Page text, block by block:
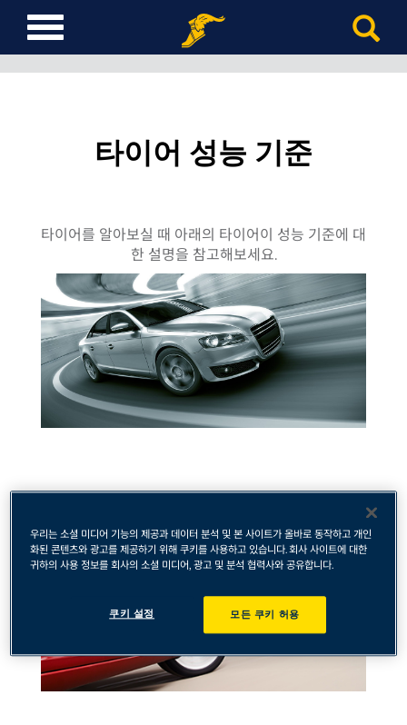
T
o
g
a
o
n
타이어 성능 기준
타이어를 알아보실 때 아래의 타이어이 성능 기준에 대
한 설명을 참고해보세요.
우리는 소셜 미디어 기능의 제공과 데이터 분석 및 본 사이트가 올바로 동작하고 개인
화된 콘텐츠와 광고를 제공하기 위해 쿠키를 사용하고 있습니다. 회사 사이트에 대한
귀하의 사용 정보를 회사의 소셜 미디어, 광고 및 분석 협력사와 공유합니다.
모든 쿠키 허용
쿠키 설정